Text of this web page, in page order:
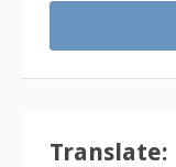
Translate: